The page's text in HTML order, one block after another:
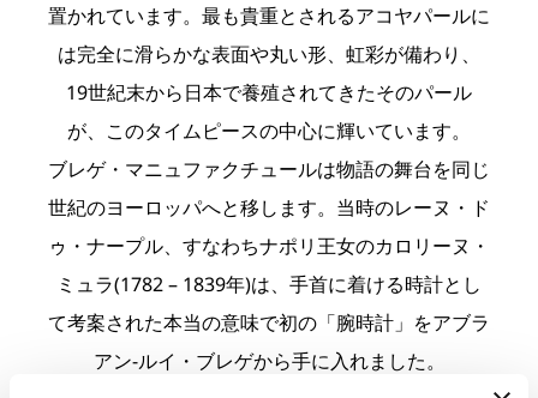
置かれています。最も貴重とされるアコヤパールに
は完全に滑らかな表面や丸い形、虹彩が備わり、
19世紀末から日本で養殖されてきたそのパール
が、このタイムピースの中心に輝いています。
ブレゲ・マニュファクチュールは物語の舞台を同じ
世紀のヨーロッパへと移します。当時のレーヌ・ド
ゥ・ナープル、すなわちナポリ王女のカロリーヌ・
ミュラ(1782 – 1839年)は、手首に着ける時計とし
て考案された本当の意味で初の「腕時計」をアブラ
アン-ルイ・ブレゲから手に入れました。